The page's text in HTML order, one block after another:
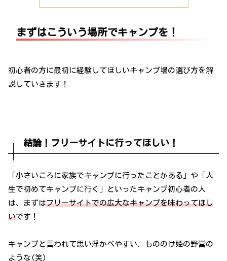
まずはこういう場所でキャンプを！
初心者の方に最初に経験してほしいキャンプ場の選び方を解
説していきます！
結論！フリーサイトに行ってほしい！
「小さいころに家族でキャンプに行ったことがある」や「人
生で初めてキャンプに行く」といったキャンプ初心者の人
は、まずはフリーサイトでの広大なキャンプを味わってほし
いです！
キャンプと言われて思い浮かべやすい、もののけ姫の野営の
ような(笑)